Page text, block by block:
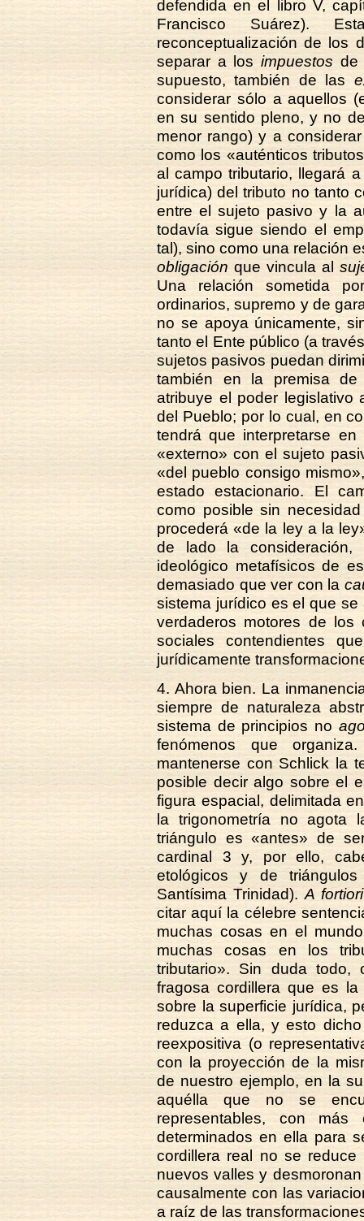
defendida en el libro V,
Francisco Suárez).
reconceptualización de los
separar a los impuestos
supuesto, también de las
considerar sólo a aquellos
en su sentido pleno, y no
menor rango) y a
como los «auténticos
al campo tributario, llegará
jurídica) del tributo no tanto
entre el sujeto pasivo y la
todavía sigue siendo el
tal), sino como una relación
obligación que vincula al
Una relación sometida
ordinarios, supremo y de
no se apoya únicamente,
tanto el Ente público (a
sujetos pasivos puedan
también en la premisa de
atribuye el poder legislativo
del Pueblo; por lo cual, en
tendrá que interpretarse
«externo» con el sujeto
«del pueblo consigo
estado estacionario. El
como posible sin
procederá «de la ley a la
de lado la
ideológico metafísicos de
demasiado que ver con la
sistema jurídico es el que
verdaderos motores de
sociales contendientes
jurídicamente
4. Ahora bien. La
siempre de naturaleza
sistema de principios no
fenómenos que
mantenerse con Schlick la
posible decir algo sobre el
figura espacial, delimitada
la trigonometría no agota
triángulo es «antes» de
cardinal 3 y, por ello,
etológicos y de
Santísima Trinidad).A fortiori
citar aquí la célebre
muchas cosas en el
muchas cosas en los
tributario». Sin duda
fragosa cordillera que es
sobre la superficie jurídica,
reduzca a ella, y esto
reexpositiva (o
con la proyección de la
de nuestro ejemplo, en la
aquélla que no se
representables, con
determinados en ella para
cordillera real no se
nuevos valles y
causalmente con las
a raíz de las